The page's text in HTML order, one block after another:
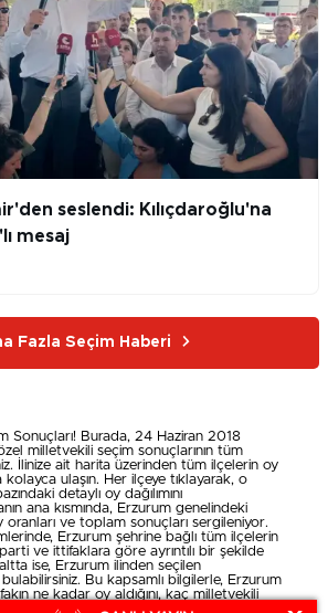
seslendi: Kılıçdaroğlu'na
mesaj
Fazla Seçim Haberi
Sonuçları! Burada, 24 Haziran 2018
milletvekili seçim sonuçlarının tüm
İlinize ait harita üzerinden tüm ilçelerin oy
kolayca ulaşın. Her ilçeye tıklayarak, o
detaylı oy dağılımını
ana kısmında, Erzurum genelindeki
ve toplam sonuçları sergileniyor.
Erzurum şehrine bağlı tüm ilçelerin
ve ittifaklara göre ayrıntılı bir şekilde
ise, Erzurum ilinden seçilen
Bu kapsamlı bilgilerle, Erzurum
ne kadar oy aldığını, kaç milletvekili
isimlerini öğrenebilirsiniz.